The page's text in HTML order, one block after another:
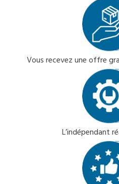
Vous recevez une offre
L’indépendant